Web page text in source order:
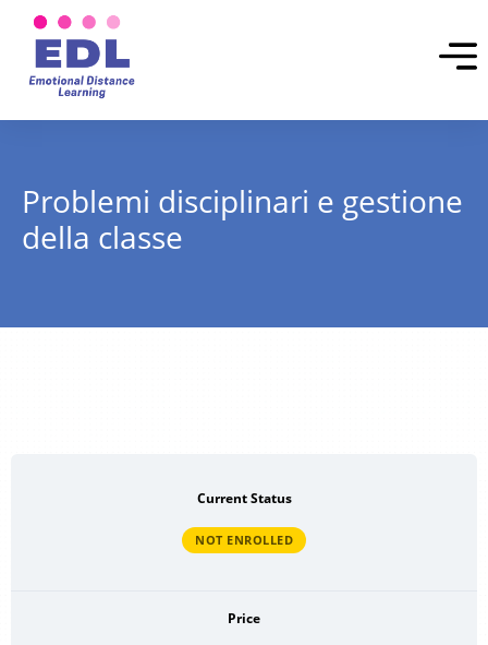
Problemi disciplinari e gestione
della classe
Current Status
NOT ENROLLED
Price